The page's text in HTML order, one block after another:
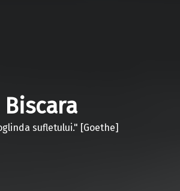
sufletului." [Goethe]
confidentialitate